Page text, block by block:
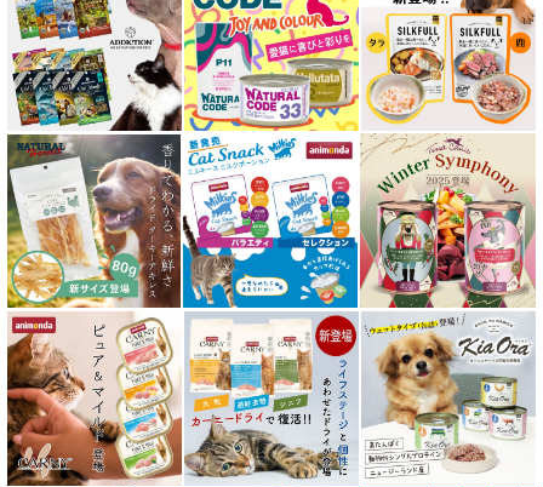
エアドライ キャットフード
フリーズドライ キャットフード
おやつ全アイテム
素材そのまま
アイファクトリーおやつ
アタスキャット Aatas Cat
アディクション Addiction